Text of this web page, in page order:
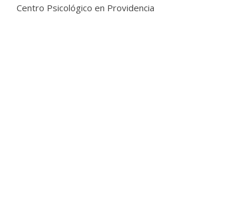
Centro Psicológico en Providencia